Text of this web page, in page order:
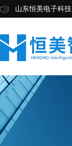
山东恒美电子科